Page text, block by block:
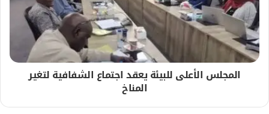
المجلس الأعلى للبيئة يعقد اجتماع الشفافية لتغير
المناخ